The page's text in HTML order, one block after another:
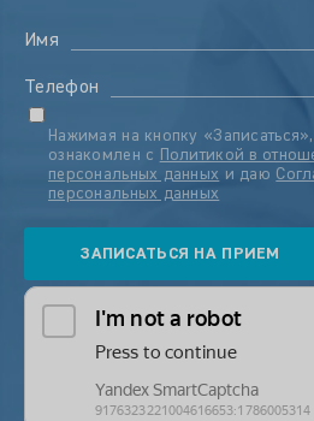
Имя
Телефон
Нажимая на кнопку
ознакомлен с Политикой в
персональных данных и даю
персональных данных